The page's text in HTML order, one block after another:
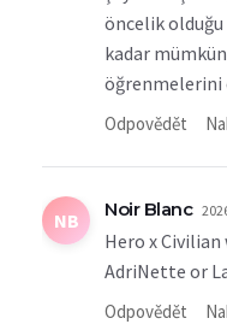
öncelik olduğu
kadar
öğrenmelerini
Odpovědět
NB Noir Blanc
Hero x
AdriNette or
Odpovědět